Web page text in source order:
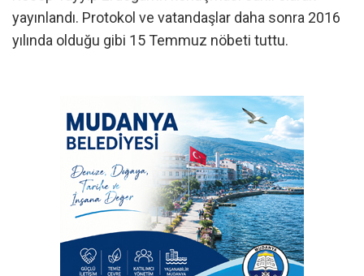
yayınlandı. Protokol ve vatandaşlar daha sonra 2016
yılında olduğu gibi 15 Temmuz nöbeti tuttu.